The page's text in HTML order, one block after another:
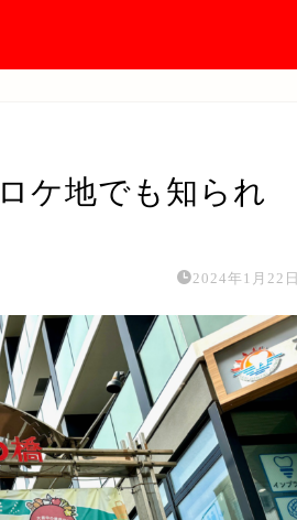
ケ地でも知られ
2024年1月22日